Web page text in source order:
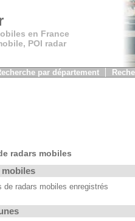
en France
POI radar
par département
radars mobiles
mobiles
radars mobiles enregistrés